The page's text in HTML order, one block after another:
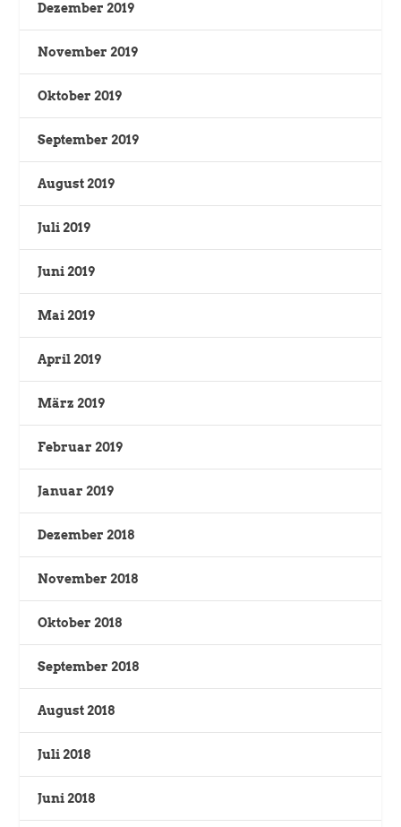
Dezember 2019
November 2019
Oktober 2019
September 2019
August 2019
Juli 2019
Juni 2019
Mai 2019
April 2019
März 2019
Februar 2019
Januar 2019
Dezember 2018
November 2018
Oktober 2018
September 2018
August 2018
Juli 2018
Juni 2018